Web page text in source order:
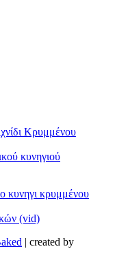
Κρυμμένου
κυνηγιού
κυνηγι κρυμμένου
(vid)
| created by